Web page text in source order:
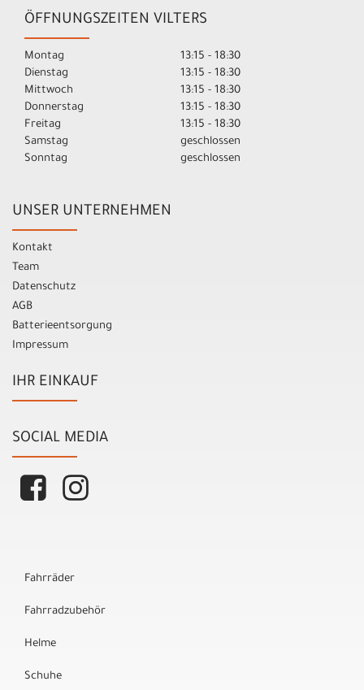
ÖFFNUNGSZEITEN VILTERS
Montag
13:15 - 18:30
Dienstag
13:15 - 18:30
Mittwoch
13:15 - 18:30
Donnerstag
13:15 - 18:30
Freitag
13:15 - 18:30
Samstag
geschlossen
Sonntag
geschlossen
UNSER UNTERNEHMEN
Kontakt
Team
Datenschutz
AGB
Batterieentsorgung
Impressum
IHR EINKAUF
SOCIAL MEDIA
Fahrräder
Fahrradzubehör
Helme
Schuhe